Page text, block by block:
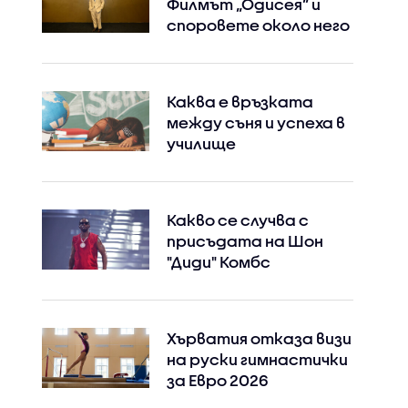
Филмът „Одисея” и
споровете около него
Каква е връзката
между съня и успеха в
училище
Какво се случва с
присъдата на Шон
"Диди" Комбс
Хърватия отказа визи
на руски гимнастички
за Евро 2026